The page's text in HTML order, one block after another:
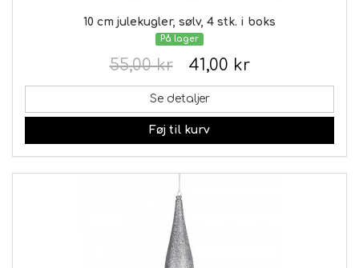
10 cm julekugler, sølv, 4 stk. i boks
På lager
41,00 kr
55,00 kr
Se detaljer
Føj til kurv